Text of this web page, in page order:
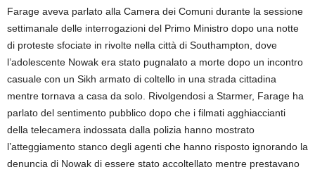
Farage aveva parlato alla Camera dei Comuni durante la sessione
settimanale delle interrogazioni del Primo Ministro dopo una notte
di proteste sfociate in rivolte nella città di Southampton, dove
l’adolescente Nowak era stato pugnalato a morte dopo un incontro
casuale con un Sikh armato di coltello in una strada cittadina
mentre tornava a casa da solo. Rivolgendosi a Starmer, Farage ha
parlato del sentimento pubblico dopo che i filmati agghiaccianti
della telecamera indossata dalla polizia hanno mostrato
l’atteggiamento stanco degli agenti che hanno risposto ignorando la
denuncia di Nowak di essere stato accoltellato mentre prestavano